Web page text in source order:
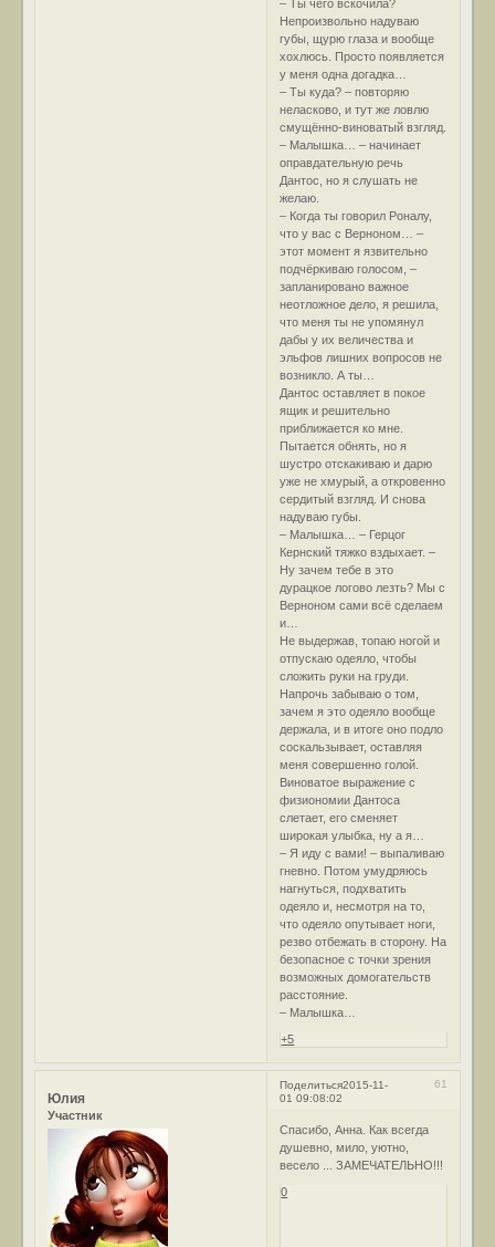
– Ты чего вскочила?
Непроизвольно надуваю
губы, щурю глаза и вообще
хохлюсь. Просто появляется
у меня одна догадка…
– Ты куда? – повторяю
неласково, и тут же ловлю
смущённо-виноватый взгляд.
– Малышка… – начинает
оправдательную речь
Дантос, но я слушать не
желаю.
– Когда ты говорил Роналу,
что у вас с Верноном… –
этот момент я язвительно
подчёркиваю голосом, –
запланировано важное
неотложное дело, я решила,
что меня ты не упомянул
дабы у их величества и
эльфов лишних вопросов не
возникло. А ты…
Дантос оставляет в покое
ящик и решительно
приближается ко мне.
Пытается обнять, но я
шустро отскакиваю и дарю
уже не хмурый, а откровенно
сердитый взгляд. И снова
надуваю губы.
– Малышка… – Герцог
Кернский тяжко вздыхает. –
Ну зачем тебе в это
дурацкое логово лезть? Мы с
Верноном сами всё сделаем
и…
Не выдержав, топаю ногой и
отпускаю одеяло, чтобы
сложить руки на груди.
Напрочь забываю о том,
зачем я это одеяло вообще
держала, и в итоге оно подло
соскальзывает, оставляя
меня совершенно голой.
Виноватое выражение с
физиономии Дантоса
слетает, его сменяет
широкая улыбка, ну а я…
– Я иду с вами! – выпаливаю
гневно. Потом умудряюсь
нагнуться, подхватить
одеяло и, несмотря на то,
что одеяло опутывает ноги,
резво отбежать в сторону. На
безопасное с точки зрения
возможных домогательств
расстояние.
– Малышка…
+5
Поделиться 61
2015-11-
01 09:08:02
Юлия
Участник
Спасибо, Анна. Как всегда
душевно, мило, уютно,
весело ... ЗАМЕЧАТЕЛЬНО!!!
0